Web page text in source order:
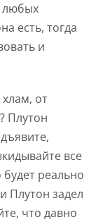
любых
есть, тогда
и
от
Плутон
все
реально
Плутон задел
что давно